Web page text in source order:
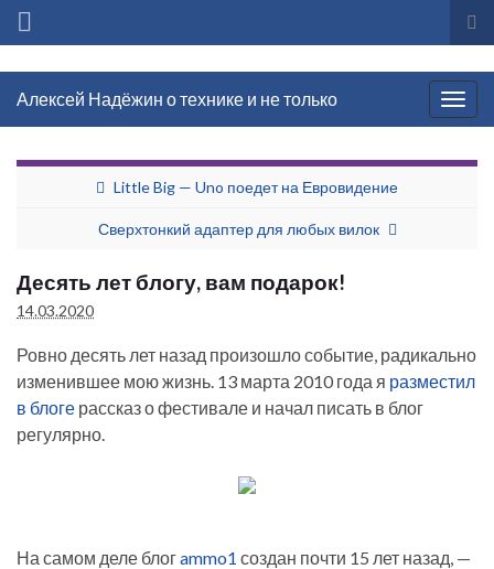
Вкл/
выкл
Алексей Надёжин о технике и не только
Little Big — Uno поедет на Евровидение
Сверхтонкий адаптер для любых вилок
Десять лет блогу, вам подарок!
14.03.2020
Ровно десять лет назад произошло событие, радикально
изменившее мою жизнь. 13 марта 2010 года я разместил
в блоге рассказ о фестивале и начал писать в блог
регулярно.
На самом деле блогammo1 создан почти 15 лет назад, —